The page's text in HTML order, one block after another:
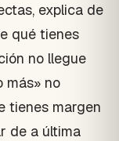
explica de
qué tienes
no llegue
más» no
tienes margen
de a última